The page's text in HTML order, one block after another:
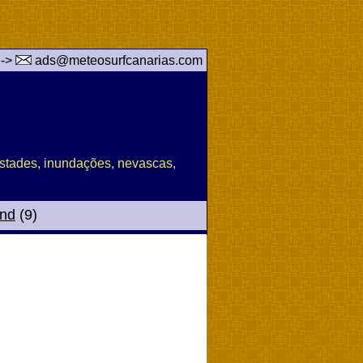
> ads@meteosurfcanarias.com
inundações, nevascas,
(9)